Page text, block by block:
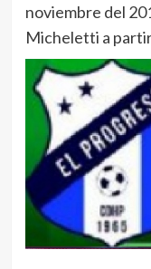
noviembre del
Micheletti a